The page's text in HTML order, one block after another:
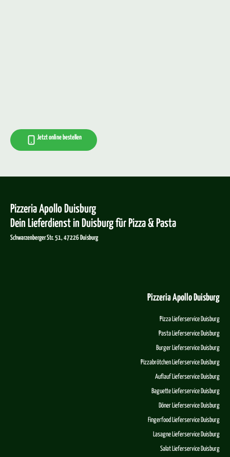
Jetzt online bestellen
Pizzeria Apollo Duisburg
Dein Lieferdienst in Duisburg für Pizza & Pasta
Schwarzenberger Str. 51, 47226 Duisburg
Pizzeria Apollo Duisburg
Pizza Lieferservice Duisburg
Pasta Lieferservice Duisburg
Burger Lieferservice Duisburg
Pizzabrötchen Lieferservice Duisburg
Auflauf Lieferservice Duisburg
Baguette Lieferservice Duisburg
Döner Lieferservice Duisburg
Fingerfood Lieferservice Duisburg
Lasagne Lieferservice Duisburg
Salat Lieferservice Duisburg